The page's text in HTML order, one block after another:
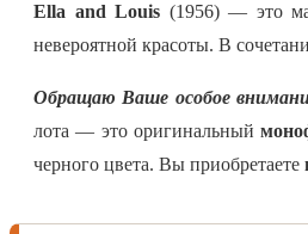
Ella and Louis (1956) — это
невероятной красоты. В
Обращаю Ваше особое
лота — это оригинальный
черного цвета. Вы приобретаете